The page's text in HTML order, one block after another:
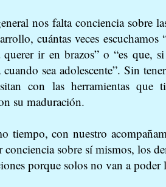
nos falta conciencia sobre
cuántas veces
querer ir en brazos” o “es que,
sea adolescente”. Sin
con las herramientas
su maduración.
tiempo, con nuestro
conciencia sobre sí mismos, los
porque solos no van a